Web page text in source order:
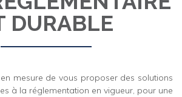
DURABLE
mesure de vous proposer des solutions
à la réglementation en vigueur, pour une